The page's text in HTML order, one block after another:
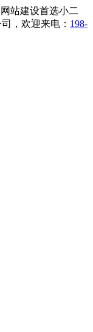
站建设首选小二
，欢迎来电： 198-